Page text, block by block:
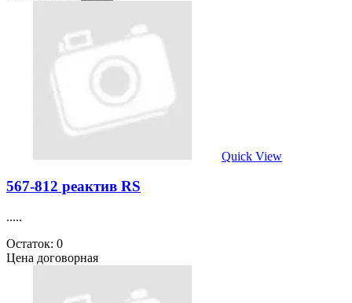
Quick View
567-812 реактив RS
.....
Остаток: 0
Цена договорная